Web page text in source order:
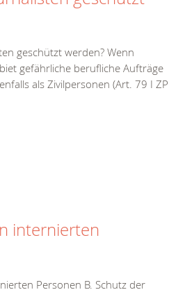
geschützt werden? Wenn
gefährliche berufliche Aufträge
als Zivilpersonen (Art. 79 I ZP
internierten
Personen B. Schutz der